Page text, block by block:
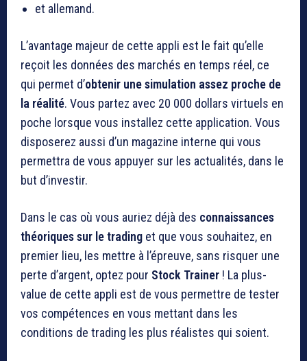
et allemand.
L’avantage majeur de cette appli est le fait qu’elle
reçoit les données des marchés en temps réel, ce
qui permet d’obtenir une simulation assez proche de
la réalité. Vous partez avec 20 000 dollars virtuels en
poche lorsque vous installez cette application. Vous
disposerez aussi d’un magazine interne qui vous
permettra de vous appuyer sur les actualités, dans le
but d’investir.
Dans le cas où vous auriez déjà des connaissances
théoriques sur le trading et que vous souhaitez, en
premier lieu, les mettre à l’épreuve, sans risquer une
perte d’argent, optez pour Stock Trainer ! La plus-
value de cette appli est de vous permettre de tester
vos compétences en vous mettant dans les
conditions de trading les plus réalistes qui soient.